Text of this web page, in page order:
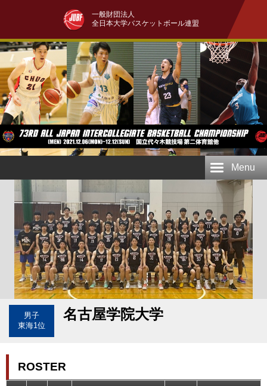
一般財団法人
全日本大学バスケットボール連盟
Menu
男子
東海1位
名古屋学院大学
ROSTER